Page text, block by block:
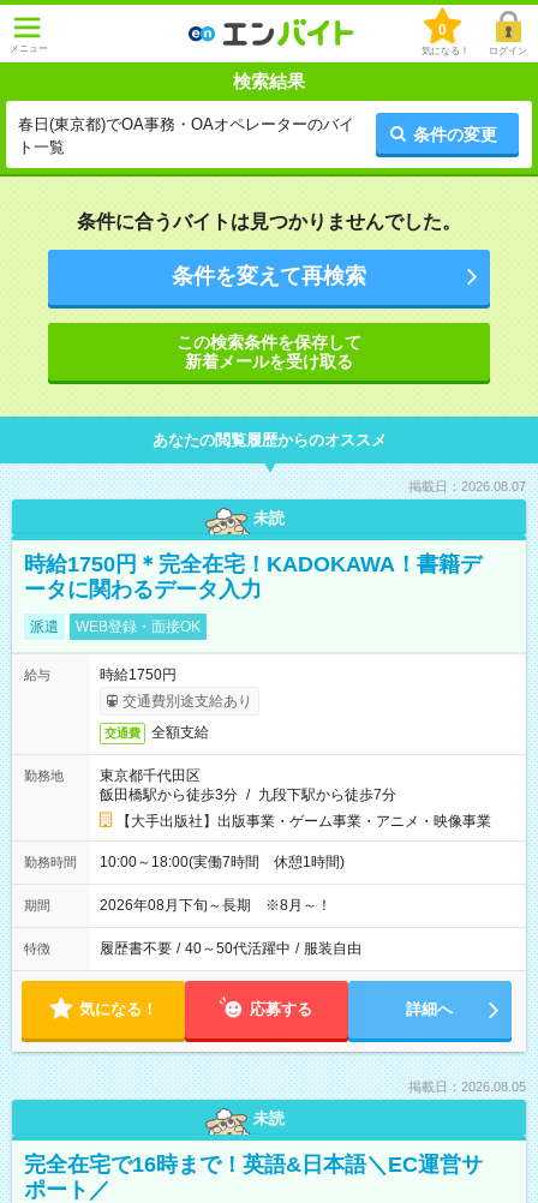
メニュー
0
気になる！ ログイン
検索結果
春日(東京都)でOA事務・OAオペレーターのバイ
ト一覧
条件の変更
条件に合うバイトは見つかりませんでした。
条件を変えて再検索
この検索条件を保存して
新着メールを受け取る
あなたの閲覧履歴からのオススメ
掲載日：2026.08.07
未読
時給1750円＊完全在宅！KADOKAWA！書籍デ
ータに関わるデータ入力
派遣 WEB登録・面接OK
給与
時給1750円
交通費別途支給あり
交通費 全額支給
勤務地
東京都千代田区
飯田橋駅から徒歩3分 / 九段下駅から徒歩7分
【大手出版社】出版事業・ゲーム事業・アニメ・映像事業
勤務時間 10:00～18:00(実働7時間 休憩1時間)
期間 2026年08月下旬～長期 ※8月～！
特徴 履歴書不要 / 40～50代活躍中 / 服装自由
気になる！ 応募する 詳細へ
掲載日：2026.08.05
未読
完全在宅で16時まで！英語&日本語＼EC運営サ
ポート／